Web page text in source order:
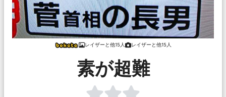
レイザーと他15人 レイザーと他15人
素が超難